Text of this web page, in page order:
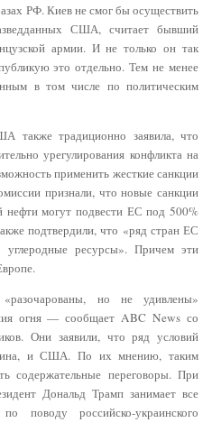
РФ. Киев не смог бы осуществить
США, считает бывший
армии. И не только он так
это отдельно. Тем не менее
в том числе по политическим
также традиционно заявила, что
урегулирования конфликта на
применить жесткие санкции
признали, что новые санкции
могут подвести ЕС под 500%
подтвердили, что «ряд стран ЕС
углеродные ресурсы». Причем эти
но не удивлены»
огня — сообщает ABC News со
Они заявили, что ряд условий
и США. По их мнению, таким
содержательные переговоры. При
Дональд Трамп занимает все
поводу российско-украинского